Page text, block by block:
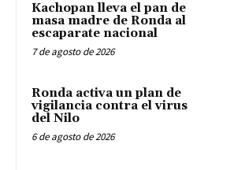
Kachopan lleva el pan de
masa madre de Ronda al
escaparate nacional
7 de agosto de 2026
Ronda activa un plan de
vigilancia contra el virus
del Nilo
6 de agosto de 2026